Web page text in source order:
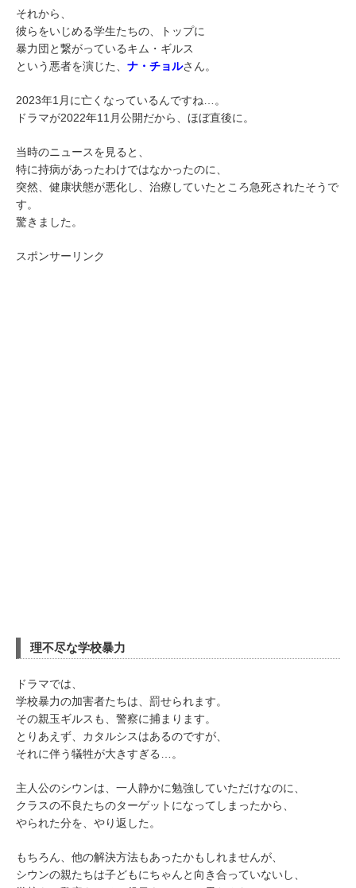
それから、
彼らをいじめる学生たちの、トップに
暴力団と繋がっているキム・ギルス
という悪者を演じた、 ナ・チョルさん。
2023年1月に亡くなっているんですね…。
ドラマが2022年11月公開だから、ほぼ直後に。
当時のニュースを見ると、
特に持病があったわけではなかったのに、
突然、健康状態が悪化し、治療していたところ急死されたそうで
す。
驚きました。
スポンサーリンク
理不尽な学校暴力
ドラマでは、
学校暴力の加害者たちは、罰せられます。
その親玉ギルスも、警察に捕まります。
とりあえず、カタルシスはあるのですが、
それに伴う犠牲が大きすぎる…。
主人公のシウンは、一人静かに勉強していただけなのに、
クラスの不良たちのターゲットになってしまったから、
やられた分を、やり返した。
もちろん、他の解決方法もあったかもしれませんが、
シウンの親たちは子どもにちゃんと向き合っていないし、